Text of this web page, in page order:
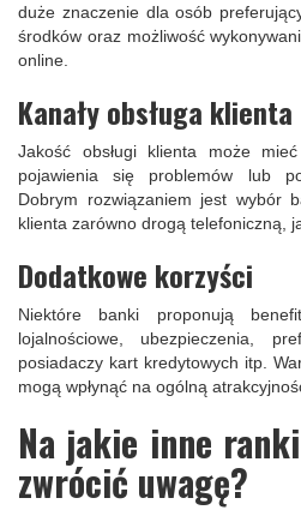
duże znaczenie dla osób
środków oraz możliwość
online.
Kanały obsługa klienta
Jakość obsługi klienta może
pojawienia się problemów lub
Dobrym rozwiązaniem jest wybór
klienta zarówno drogą telefoniczną,
Dodatkowe korzyści
Niektóre banki proponują
lojalnościowe, ubezpieczenia,
posiadaczy kart kredytowych itp.
mogą wpłynąć na ogólną
Na jakie inne
zwrócić uwagę?